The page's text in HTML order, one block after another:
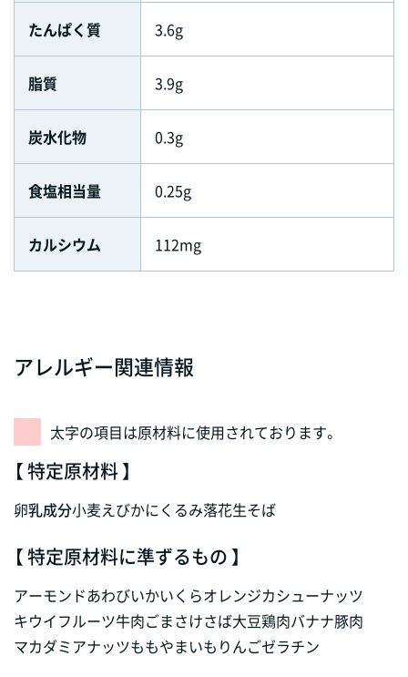
たんぱく質 3.6g
脂質 3.9g
炭水化物 0.3g
食塩相当量 0.25g
カルシウム 112mg
アレルギー関連情報
太字の項目は原材料に使用されております。
【 特定原材料 】
卵乳成分小麦えびかにくるみ落花生そば
【 特定原材料に準ずるもの 】
アーモンドあわびいかいくらオレンジカシューナッツ
キウイフルーツ牛肉ごまさけさば大豆鶏肉バナナ豚肉
マカダミアナッツももやまいも りんごゼラチン